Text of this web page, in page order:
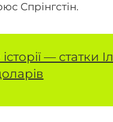
Спрінгстін.
— статки